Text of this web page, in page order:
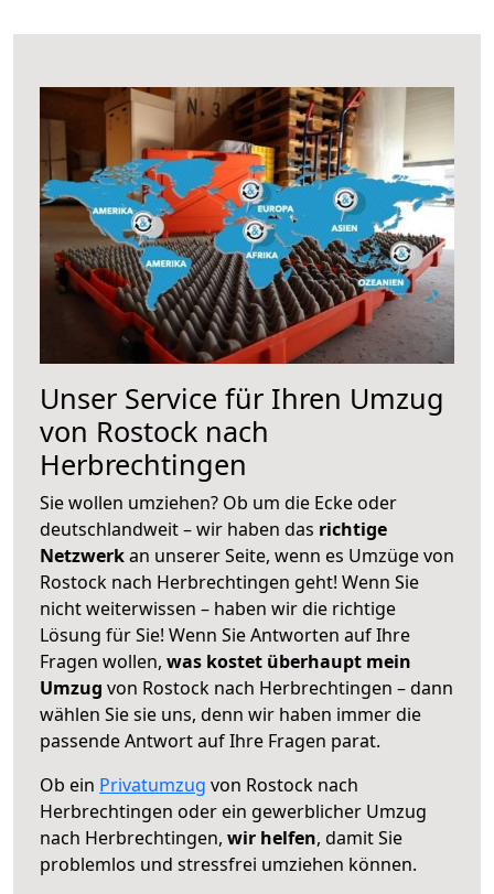
Unser Service für Ihren Umzug
von Rostock nach
Herbrechtingen
Sie wollen umziehen? Ob um die Ecke oder
deutschlandweit – wir haben das richtige
Netzwerkan unserer Seite, wenn es Umzüge von
Rostock nach Herbrechtingen geht! Wenn Sie
nicht weiterwissen – haben wir die richtige
Lösung für Sie! Wenn Sie Antworten auf Ihre
Fragen wollen, was kostet überhaupt mein
Umzug von Rostock nach Herbrechtingen – dann
wählen Sie sie uns, denn wir haben immer die
passende Antwort auf Ihre Fragen parat.
Ob ein Privatumzug von Rostock nach
Herbrechtingen oder ein gewerblicher Umzug
nach Herbrechtingen, wir helfen, damit Sie
problemlos und stressfrei umziehen können.